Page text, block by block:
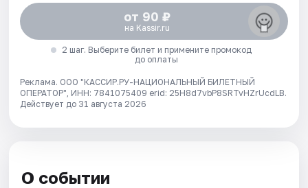
от 90 ₽
на Kassir.ru
2 шаг. Выберите билет и примените промокод
до оплаты
Реклама. ООО "КАССИР.РУ-НАЦИОНАЛЬНЫЙ БИЛЕТНЫЙ
ОПЕРАТОР", ИНН: 7841075409 erid: 25H8d7vbP8SRTvHZrUcdLB.
Действует до 31 августа 2026
О событии